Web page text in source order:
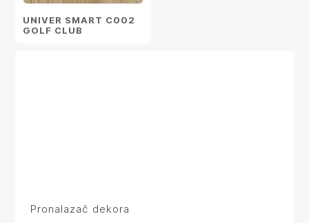
UNIVER SMART C002
GOLF CLUB
Pronalazač dekora